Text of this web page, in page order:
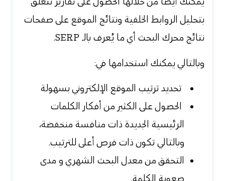
بتحليل الروابط الخلفية ونتائج الموقع على صفحات
نتائج محرك البحث أي ما يُعرف بالـ SERP.
وبالتالي يمكنك استخدامها في:
تحديد ترتيب الموقع الإلكتروني بسهولة
الحصول على الكثير من أفكار الكلمات
الرئيسية الجديدة ذات منافسة منخفضة،
وبالتالي تكون ذات فرص أعلى للترتيب.
التحقق من معدل البحث الشهري و مدى